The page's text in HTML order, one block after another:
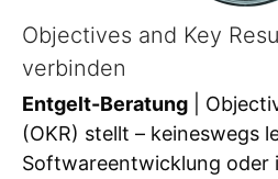
Objectives and Key
verbinden
Entgelt-Beratung |
(OKR) stellt – keineswegs
Softwareentwicklung oder